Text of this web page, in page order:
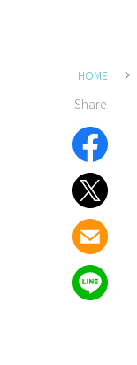
HOME
Share